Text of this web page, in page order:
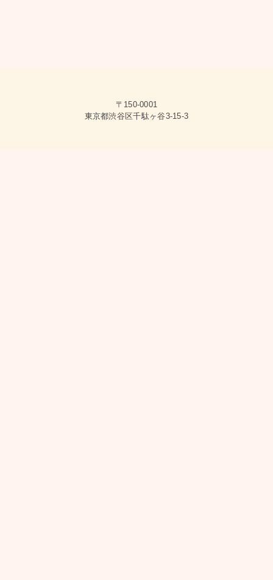
〒150-0001
東京都渋谷区千駄ヶ谷3-15-3